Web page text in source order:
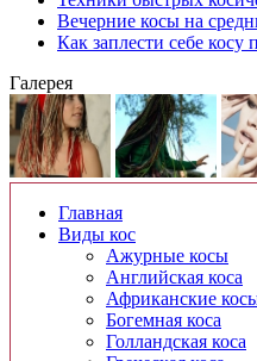
Вечерние косы на
Как заплести себе косу
Галерея
Главная
Виды кос
Ажурные косы
Английская коса
Африканские
Богемная коса
Голландская коса